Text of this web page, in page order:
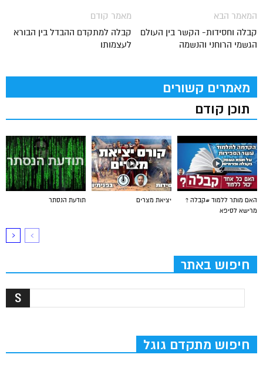
מאמר קודם
קבלה למתקדם ההבדל בין הבורא
לעצמותו
המאמר הבא
קבלה וחסידות- הקשר בין העולם
הגשמי הרוחני והנשמה
מאמרים קשורים
תוכן קודם
תודעת הנסתר יציאת מצרים
האם מותר ללמוד #קבלה ?
מרישא לסיפא
חיפוש באתר
חיפוש מתקדם גוגל